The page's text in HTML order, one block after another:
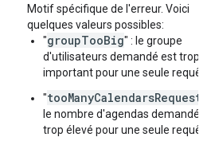
Motif spécifique de l'erreur. Voici
quelques valeurs possibles:
"groupTooBig" : le groupe
d'utilisateurs demandé est trop
important pour une seule
"
le nombre d'agendas demandés
trop élevé pour une seule